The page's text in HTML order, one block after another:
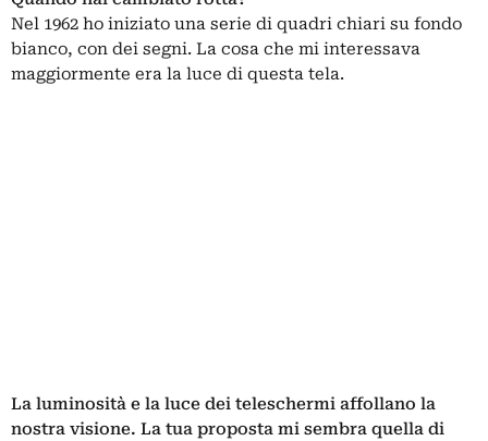
Nel 1962 ho iniziato una serie di quadri chiari su fondo
bianco, con dei segni. La cosa che mi interessava
maggiormente era la luce di questa tela.
La luminosità e la luce dei teleschermi affollano la
nostra visione. La tua proposta mi sembra quella di